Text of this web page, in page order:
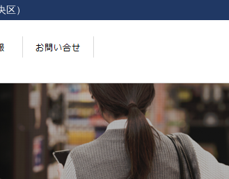
）